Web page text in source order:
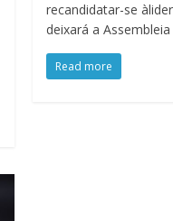
recandidatar-se
deixará a Assembleia
Read more